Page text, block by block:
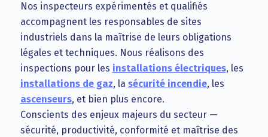
Nos inspecteurs expérimentés et qualifiés
accompagnent les responsables de sites
industriels dans la maîtrise de leurs obligations
légales et techniques. Nous réalisons des
inspections pour les installations électriques, les
installations de gaz, la sécurité incendie, les
ascenseurs, et bien plus encore.
Conscients des enjeux majeurs du secteur —
sécurité, productivité, conformité et maîtrise des